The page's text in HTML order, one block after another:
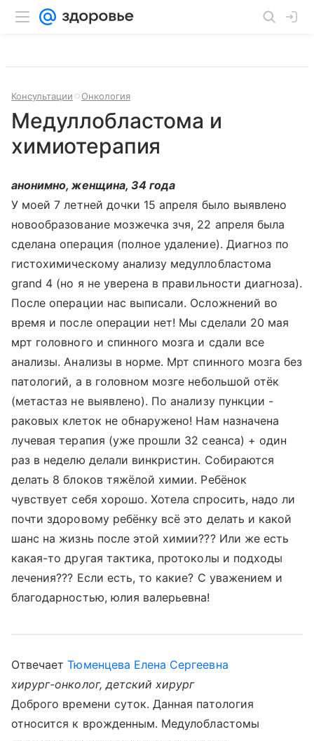
Консультации Онкология
Медуллобластома и
химиотерапия
анонимно, женщина, 34 года
У моей 7 летней дочки 15 апреля было выявлено
новообразование мозжечка зчя, 22 апреля была
сделана операция (полное удаление). Диагноз по
гистохимическому анализу медуллобластома
grand 4 (но я не уверена в правильности диагноза).
После операции нас выписали. Осложнений во
время и после операции нет! Мы сделали 20 мая
мрт головного и спинного мозга и сдали все
анализы. Анализы в норме. Мрт спинного мозга без
патологий, а в головном мозге небольшой отёк
(метастаз не выявлено). По анализу пункции -
раковых клеток не обнаружено! Нам назначена
лучевая терапия (уже прошли 32 сеанса) + один
раз в неделю делали винкристин. Собираются
делать 8 блоков тяжёлой химии. Ребёнок
чувствует себя хорошо. Хотела спросить, надо ли
почти здоровому ребёнку всё это делать и какой
шанс на жизнь после этой химии??? Или же есть
какая-то другая тактика, протоколы и подходы
лечения??? Если есть, то какие? С уважением и
благодарностью, юлия валерьевна!
ОтвечаетТюменцева Елена Сергеевна
хирург-онколог, детский хирург
Доброго времени суток. Данная патология
относится к врожденным. Медулобластомы